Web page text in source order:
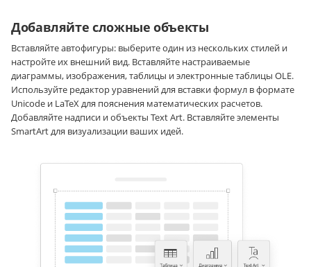
Добавляйте сложные объекты
Вставляйте автофигуры: выберите один из нескольких стилей и
настройте их внешний вид. Вставляйте настраиваемые
диаграммы, изображения, таблицы и электронные таблицы OLE.
Используйте редактор уравнений для вставки формул в формате
Unicode и LaTeX для пояснения математических расчетов.
Добавляйте надписи и объекты Text Art. Вставляйте элементы
SmartArt для визуализации ваших идей.